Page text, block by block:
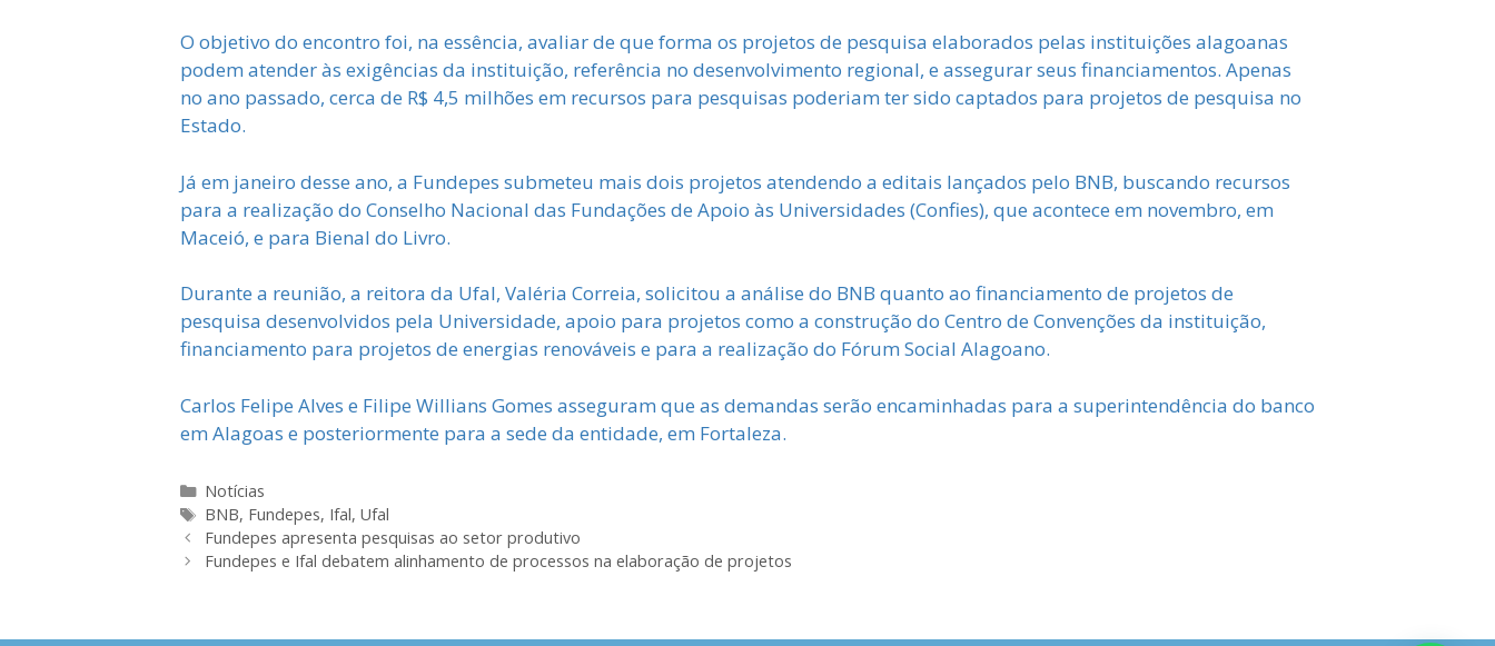
O objetivo do encontro foi, na essência, avaliar de que forma os projetos de pesquisa elaborados pelas instituições alagoanas
podem atender às exigências da instituição, referência no desenvolvimento regional, e assegurar seus financiamentos. Apenas
no ano passado, cerca de R$ 4,5 milhões em recursos para pesquisas poderiam ter sido captados para projetos de pesquisa no
Estado.
Já em janeiro desse ano, a Fundepes submeteu mais dois projetos atendendo a editais lançados pelo BNB, buscando recursos
para a realização do Conselho Nacional das Fundações de Apoio às Universidades (Confies), que acontece em novembro, em
Maceió, e para Bienal do Livro.
Durante a reunião, a reitora da Ufal, Valéria Correia, solicitou a análise do BNB quanto ao financiamento de projetos de
pesquisa desenvolvidos pela Universidade, apoio para projetos como a construção do Centro de Convenções da instituição,
financiamento para projetos de energias renováveis e para a realização do Fórum Social Alagoano.
Carlos Felipe Alves e Filipe Willians Gomes asseguram que as demandas serão encaminhadas para a superintendência do banco
em Alagoas e posteriormente para a sede da entidade, em Fortaleza.
Categorias
Notícias
Tags
BNB, Fundepes, Ifal, Ufal
Fundepes apresenta pesquisas ao setor produtivo
Fundepes e Ifal debatem alinhamento de processos na elaboração de projetos